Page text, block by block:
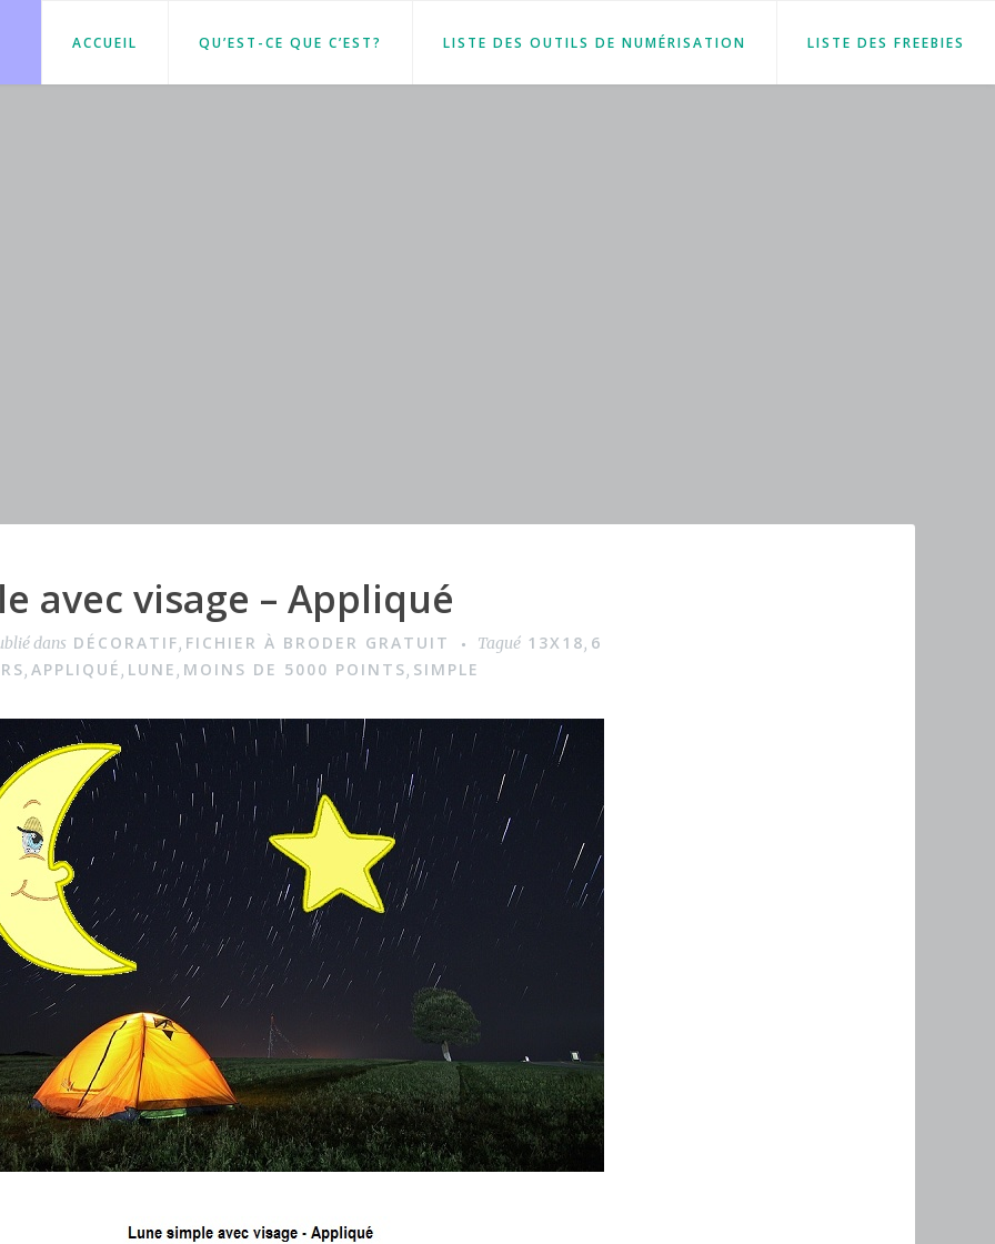
ACCUEIL QU’EST-CE QUE C’EST? LISTE DES OUTILS DE NUMÉRISATION LISTE DES FREEBIES
avec visage – Appliqué
dans DÉCORATIF, FICHIER À BRODER GRATUIT Tagué 13X18, 6
, APPLIQUÉ, LUNE, MOINS DE 5000 POINTS, SIMPLE